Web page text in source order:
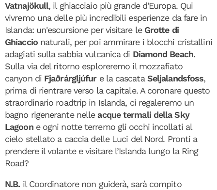
Vatnajökull, il ghiacciaio più grande d'Europa. Qui
vivremo una delle più incredibili esperienze da fare in
Islanda: un'escursione per visitare le Grotte di
Ghiaccionaturali, per poi ammirare i blocchi cristallini
adagiati sulla sabbia vulcanica di Diamond Beach.
Sulla via del ritorno esploreremo il mozzafiato
canyon di Fjaðrárgljúfur e la cascata Seljalandsfoss,
prima di rientrare verso la capitale. A coronare questo
straordinario roadtrip in Islanda, ci regaleremo un
bagno rigenerante nelle acque termali della Sky
Lagoone ogni notte terremo gli occhi incollati al
cielo stellato a caccia delle Luci del Nord. Pronti a
prendere il volante e visitare l’Islanda lungo la Ring
Road?
N.B. il Coordinatore non guiderà, sarà compito